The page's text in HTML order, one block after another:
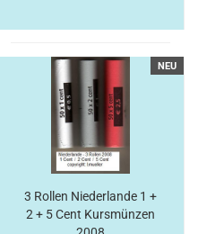
NEU
3 Rollen Niederlande 1 +
2 + 5 Cent Kursmünzen